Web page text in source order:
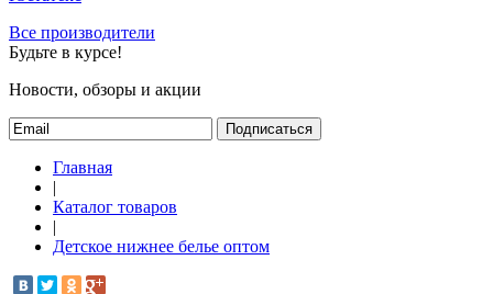
Все производители
Будьте в курсе!
Новости, обзоры и акции
Подписаться
Главная
|
Каталог товаров
|
Детское нижнее белье оптом